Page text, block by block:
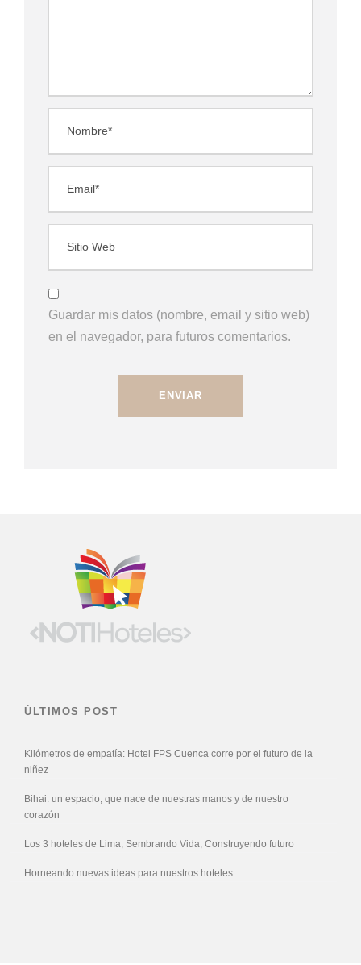
Guardar mis datos (nombre, email y sitio web)
en el navegador, para futuros comentarios.
ÚLTIMOS POST
Kilómetros de empatía: Hotel FPS Cuenca corre por el futuro de la
niñez
Bihai: un espacio, que nace de nuestras manos y de nuestro
corazón
Los 3 hoteles de Lima, Sembrando Vida, Construyendo futuro
Horneando nuevas ideas para nuestros hoteles